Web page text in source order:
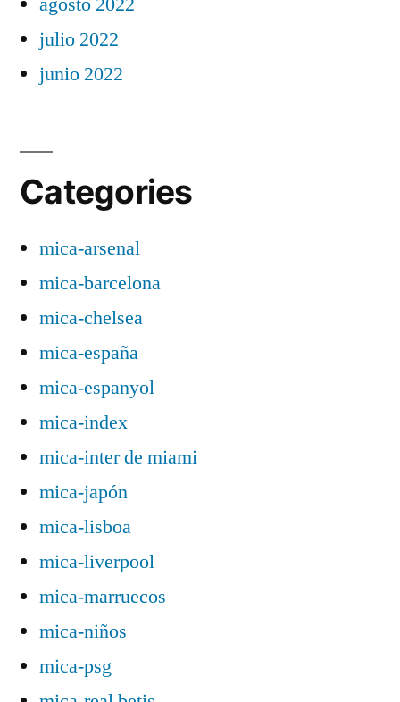
julio 2022
junio 2022
Categories
mica-arsenal
mica-barcelona
mica-chelsea
mica-españa
mica-espanyol
mica-index
mica-inter de miami
mica-japón
mica-lisboa
mica-liverpool
mica-marruecos
mica-niños
mica-psg